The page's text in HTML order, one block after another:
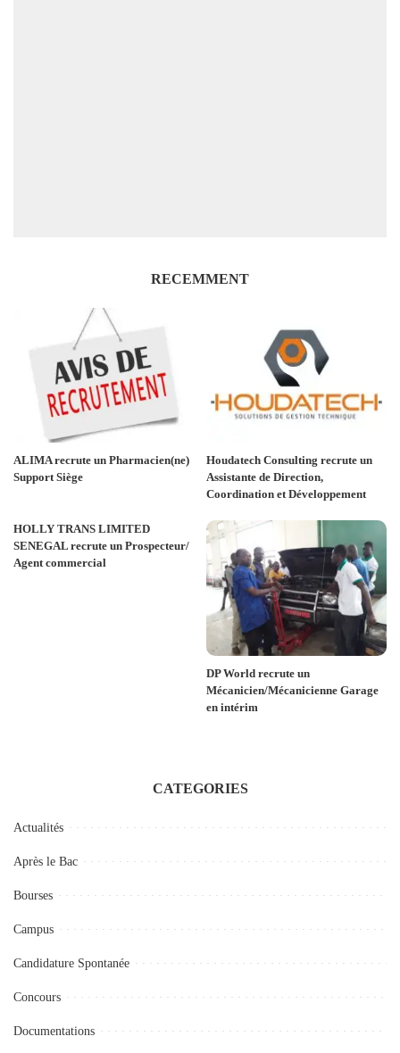
RECEMMENT
ALIMA recrute un Pharmacien(ne)
Support Siège
Houdatech Consulting recrute un
Assistante de Direction,
Coordination et Développement
HOLLY TRANS LIMITED
SENEGAL recrute un Prospecteur/
Agent commercial
DP World recrute un
Mécanicien/Mécanicienne Garage
en intérim
CATEGORIES
Actualités
Après le Bac
Bourses
Campus
Candidature Spontanée
Concours
Documentations